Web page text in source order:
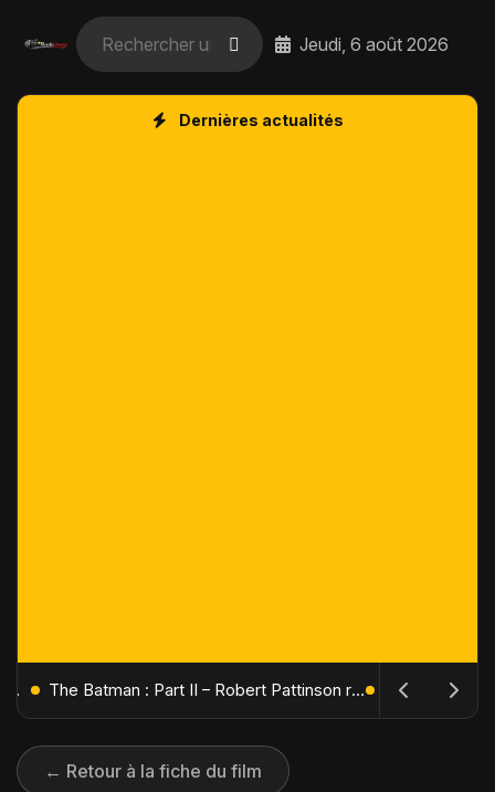
Jeudi, 6 août 2026
Dernières actualités
L'Âge de Glace : Le Réveil du Volcan – Manny, Sid et Diego de retour pour une aventure explosive The Batman : Part II – Robert Pattinson replonge dans les ténèbres de Gotham dès octobre 2027
← Retour à la fiche du film